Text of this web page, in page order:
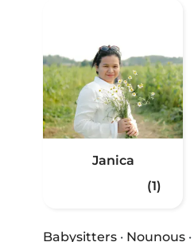
Janica
(1)
Babysitters · Nounous ·